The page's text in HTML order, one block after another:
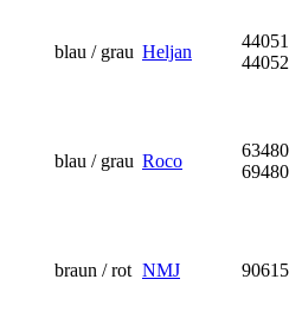
blau / grau Heljan
44051
44052
blau / grau Roco
63480
69480
braun / rot NMJ 90615